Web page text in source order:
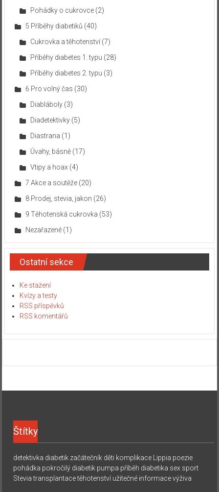
Pohádky o cukrovce(2)
5 Příběhy diabetiků (40)
Cukrovka a těhotenství(7)
Příběhy diabetes 1. typu (28)
Příběhy diabetes 2. typu (3)
6 Pro volný čas (30)
Diabláboly(3)
Diadetektivky(5)
Diastrana (1)
Úvahy, básně(17)
Vtipy a hoax (4)
7 Akce a soutěže(20)
8 Prodej, stevia, jakon (26)
9 Těhotenská cukrovka (53)
Nezařazené(1)
Ostatní sekce
Ke stažení
Kvízy a testy
RSS příspěvků
RSS komentářů
Štítky
detektivka diabetik začátečník děti komplikace Lippia poezie
pohádka pokročilý diabetik pumpa příběh diabetika sex sport
Stevia transplantace těhotenství užitečné informace výživa